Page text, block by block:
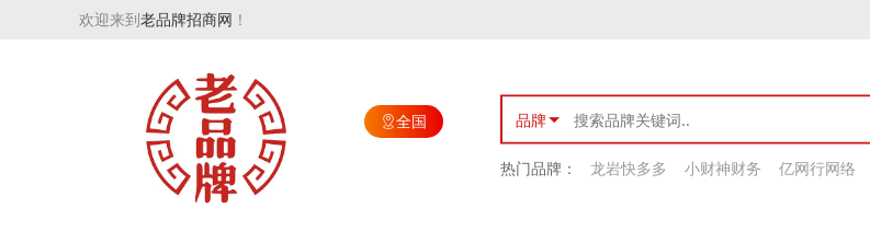
欢迎来到老品牌招商网 ！
全国 品牌
热门品牌： 龙岩快多多 小财神财务 亿网行网络